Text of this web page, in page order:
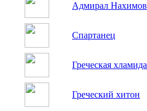
Адмирал Нахимов
Спартанец
Греческая хламида
Греческий хитон